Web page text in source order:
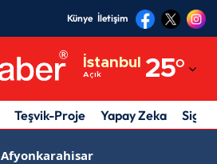
Künye İletişim
İstanbul
Açık 25°
Adıyaman
Afyonkarahisar
Teşvik-Proje Yapay Zeka
Afyonkarahisar